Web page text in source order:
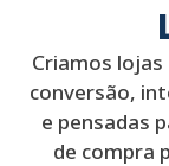
Criamos
conversão,
e pensadas
de compra